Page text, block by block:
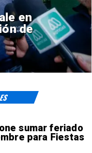
sumar feriado
para Fiestas